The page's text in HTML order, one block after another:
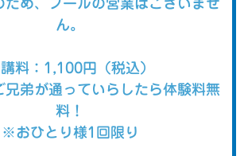
ため、プールの営業はございませ
ん。
料：1,100円（税込）
弟が通っていらしたら体験料無
料！
※おひとり様1回限り